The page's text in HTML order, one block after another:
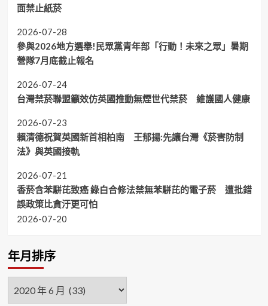
面禁止紙菸
2026-07-28
參與2026地方選舉!民眾黨青年部「行動！未來之眾」暑期
營隊7月底截止報名
2026-07-24
台灣禁菸聯盟籲效仿英國推動無煙世代禁菸 維護國人健康
2026-07-23
賴清德祝賀英國新首相柏南 王郁揚:先讓台灣《菸害防制
法》與英國接軌
2026-07-21
香菸含苯駢芘致癌 綠白合修法禁無苯駢芘的電子菸 遭批錯
誤政策比貪汙更可怕
2026-07-20
年月排序